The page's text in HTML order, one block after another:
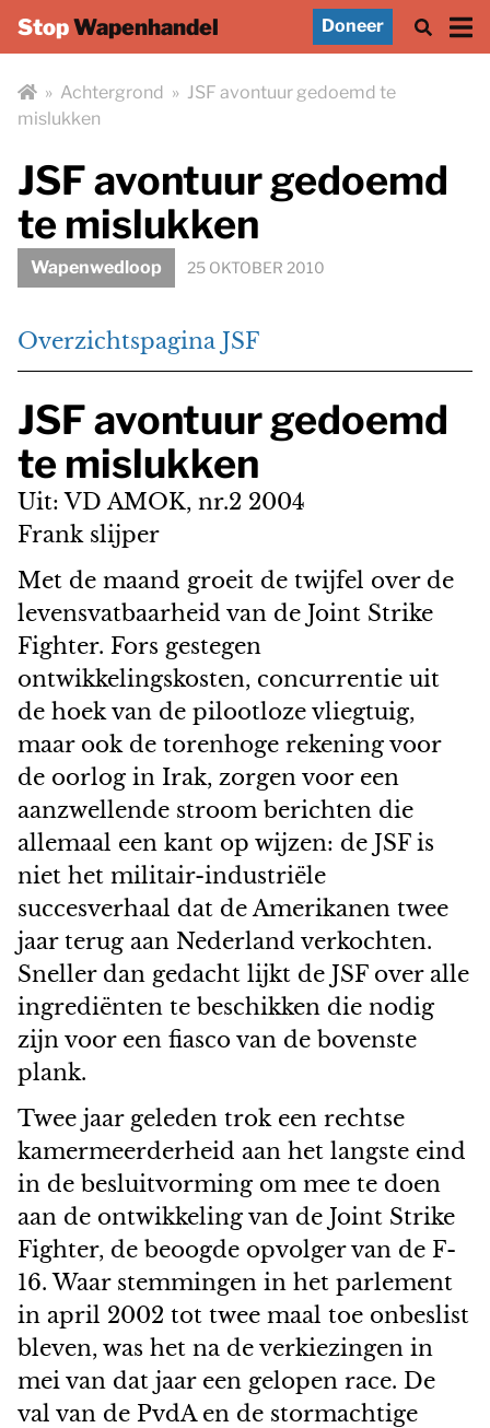
StopWapenhandel Doneer
» Achtergrond » JSF avontuur gedoemd te
mislukken
JSF avontuur gedoemd
te mislukken
Wapenwedloop 25 OKTOBER 2010
Overzichtspagina JSF
JSF avontuur gedoemd
te mislukken
Uit: VD AMOK, nr.2 2004
Frank slijper
Met de maand groeit de twijfel over de
levensvatbaarheid van de Joint Strike
Fighter. Fors gestegen
ontwikkelingskosten, concurrentie uit
de hoek van de pilootloze vliegtuig,
maar ook de torenhoge rekening voor
de oorlog in Irak, zorgen voor een
aanzwellende stroom berichten die
allemaal een kant op wijzen: de JSF is
niet het militair-industriële
succesverhaal dat de Amerikanen twee
jaar terug aan Nederland verkochten.
Sneller dan gedacht lijkt de JSF over alle
ingrediënten te beschikken die nodig
zijn voor een fiasco van de bovenste
plank.
Twee jaar geleden trok een rechtse
kamermeerderheid aan het langste eind
in de besluitvorming om mee te doen
aan de ontwikkeling van de Joint Strike
Fighter, de beoogde opvolger van de F-
16. Waar stemmingen in het parlement
in april 2002 tot twee maal toe onbeslist
bleven, was het na de verkiezingen in
mei van dat jaar een gelopen race. De
val van de PvdA en de stormachtige